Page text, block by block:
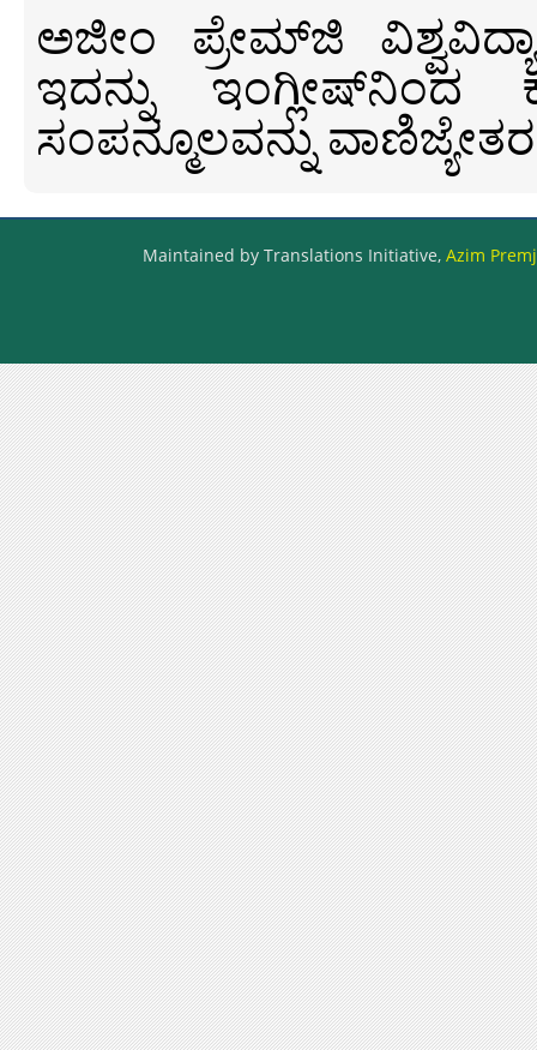
ಅಜೀಂ ಪ್ರೇಮ್‍ಜಿ
ಇದನ್ನು ಇಂಗ್ಲೀಷ್‍ನಿಂದ
ಸಂಪನ್ಮೂಲವನ್ನು
Maintained by Translations Initiative, Azim